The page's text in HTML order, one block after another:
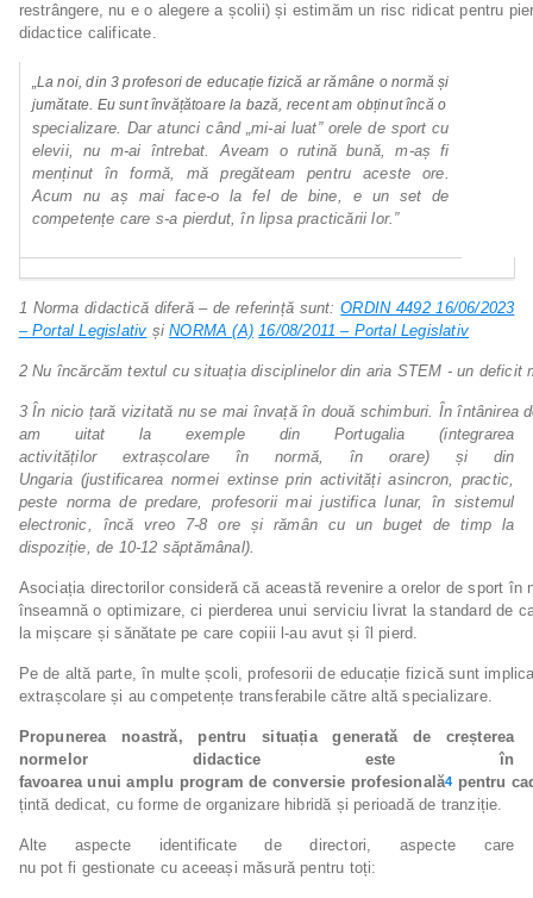
restrângere, nu e o alegere a școlii) și estimăm un risc ridicat pentru
didactice calificate.
„La noi, din 3 profesori de educație fizică ar rămâne o normă și
jumătate. Eu sunt învățătoare la bază, recent am obținut încă o
specializare. Dar atunci când „mi-ai luat” orele de sport cu
elevii, nu m-ai întrebat. Aveam o rutină bună, m-aș fi
menținut în formă, mă pregăteam
pentru aceste
ore.
Acum
nu aș mai face-o la fel de bine, e un set de
competențe care s-a pierdut, în lipsa practicării lor.”
1 Norma didactică diferă – de referință sunt:ORDIN 4492 16/06/2023
– Portal Legislativ șiNORMA (A) 16/08/2011 – Portal Legislativ
2 Nu încărcăm textul cu situația disciplinelor din aria STEM - un deficit
3 În nicio țară vizitată nu se mai învață în două schimburi. În întânirea
am
uitat la exemple din Portugalia
(integrarea
activităților
extrașcolare în normă, în orare) și din
Ungaria (justificarea normei extinse prin activități asincron, practic,
peste norma de predare, profesorii mai justifica lunar, în sistemul
electronic, încă vreo 7-8 ore și rămân cu un buget de timp la
dispoziție, de 10-12 săptămânal).
Asociația directorilor consideră că această revenire a orelor de sport în
înseamnă o optimizare, ci pierderea unui serviciu livrat la standard de
la mișcare și sănătate pe care copiii l-au avut și îl pierd.
Pe de altă parte, în multe școli, profesorii de educație fizică sunt
extrașcolare și au competențe transferabile către altă specializare.
Propunerea noastră, pentru situația generată de creșterea
normelor didactice este în
favoarea unui amplu program de conversie profesională4 pentru
țintă dedicat, cu forme de organizare hibridă și perioadă de tranziție.
Alte aspecte identificate de directori, aspecte care
nu pot fi gestionate cu aceeași măsură pentru toți: